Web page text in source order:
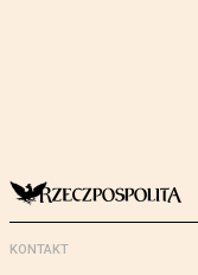
KONTAKT